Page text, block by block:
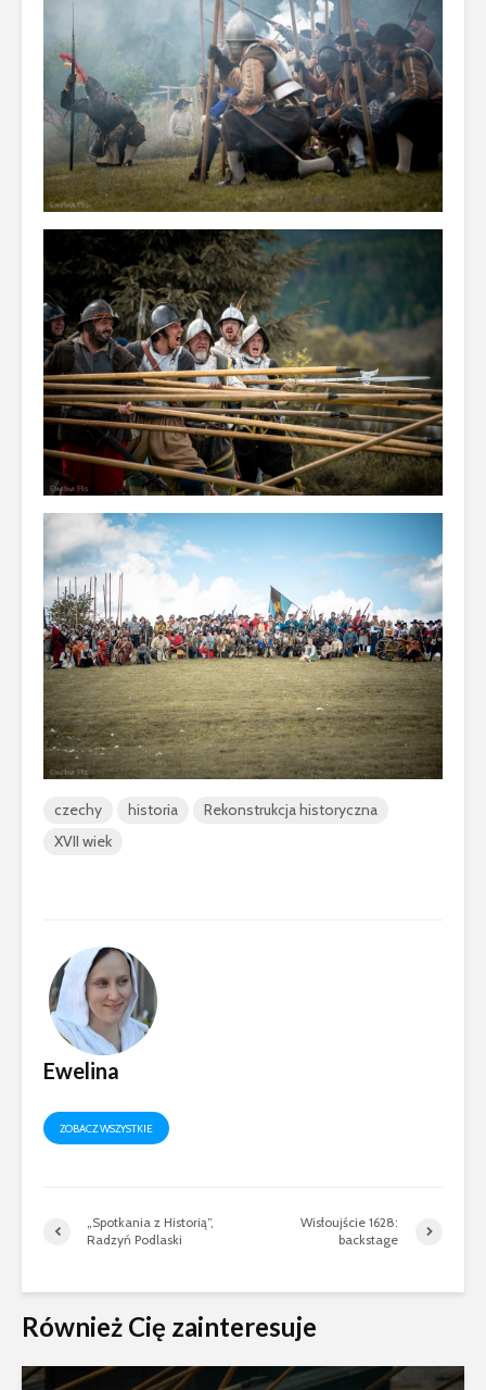
czechy historia
Rekonstrukcja historyczna
XVII wiek
Ewelina
ZOBACZ WSZYSTKIE
„Spotkania z Historią”,
Radzyń Podlaski
Wisłoujście 1628:
backstage
Również Cię zainteresuje